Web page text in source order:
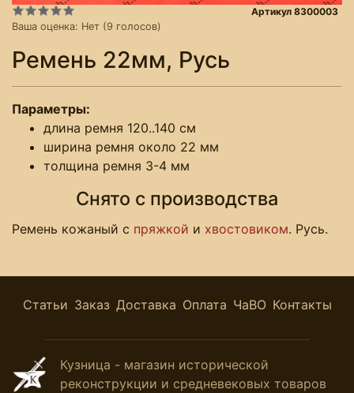
Ваша оценка: Нет (9 голосов)
Артикул 8300003
Ремень 22мм, Русь
Параметры:
длина ремня 120..140 см
ширина ремня около 22 мм
толщина ремня 3-4 мм
Снято с производства
Ремень кожаный с пряжкой и хвостовиком. Русь.
Статьи Заказ Доставка Оплата ЧаВО Контакты
Кузница - магазин исторической
реконструкции и средневековых товаров